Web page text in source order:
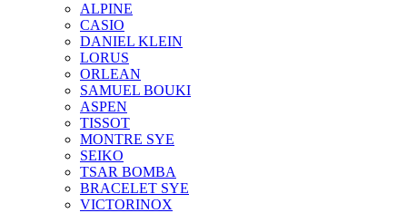
ALPINE
CASIO
DANIEL KLEIN
LORUS
ORLEAN
SAMUEL BOUKI
ASPEN
TISSOT
MONTRE SYE
SEIKO
TSAR BOMBA
BRACELET SYE
VICTORINOX